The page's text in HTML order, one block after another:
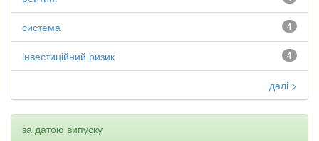
4
система
4
інвестиційний ризик
далі >
за датою випуску